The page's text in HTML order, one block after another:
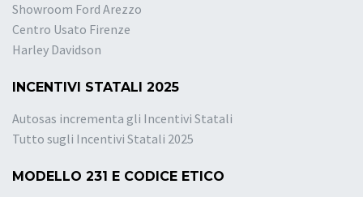
Showroom Ford Arezzo
Centro Usato Firenze
Harley Davidson
INCENTIVI STATALI 2025
Autosas incrementa gli Incentivi Statali
Tutto sugli Incentivi Statali 2025
MODELLO 231 E CODICE ETICO